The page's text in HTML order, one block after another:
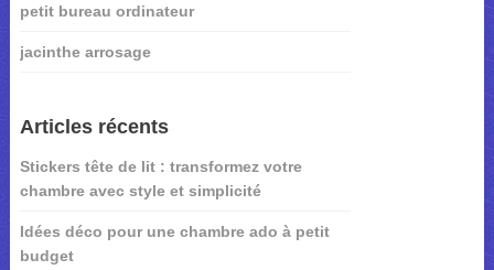
petit bureau ordinateur
jacinthe arrosage
Articles récents
Stickers tête de lit : transformez votre
chambre avec style et simplicité
Idées déco pour une chambre ado à petit
budget